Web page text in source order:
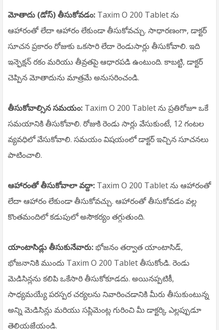
మోతాదు (డోస్) తీసుకోవడం: Taxim O 200 Tablet ను
ఆహారంతో లేదా ఆహారం లేకుండా తీసుకోవచ్చు. సాధారణంగా, డాక్టర్
సూచన ప్రకారం రోజుకు ఒకసారి లేదా రెండుసార్లు తీసుకోవాలి. ఇది
ఇన్ఫెక్షన్ రకం మరియు తీవ్రతపై ఆధారపడి ఉంటుంది. కాబట్టి, డాక్టర్
చెప్పిన మోతాదును మాత్రమే అనుసరించండి.
తీసుకోవాల్సిన సమయం: Taxim O 200 Tablet ను ప్రతిరోజూ ఒకే
సమయానికి తీసుకోవాలి. రోజుకి రెండు సార్లు వేసుకుంటే, 12 గంటల
వ్యవధిలో వేసుకోవాలి. సమయం విషయంలో డాక్టర్ ఇచ్చిన సూచనలు
పాటించాలి.
ఆహారంతో తీసుకోవాలా వద్దా: Taxim O 200 Tablet ను ఆహారంతో
లేదా ఆహారం లేకుండా తీసుకోవచ్చు. ఆహారంతో తీసుకోవడం వల్ల
కొంతమందిలో కడుపులో అసౌకర్యం తగ్గుతుంది.
యాంటాసిడ్లు తీసుకునేవారు:భోజనం తర్వాత యాంటాసిడ్,
భోజనానికి ముందు Taxim O 200 Tablet తీసుకోండి. రెండు
మెడిసిన్లను కలిపి ఒకేసారి తీసుకోకూడదు. అయినప్పటికీ,
సాధ్యమయ్యే పరస్పర చర్యలను నివారించడానికి మీరు తీసుకుంటున్న
అన్ని మెడిసిన్లు మరియు సప్లిమెంట్ల గురించి మీ డాక్టర్కి ఎల్లప్పుడూ
తెలియజేయండి.